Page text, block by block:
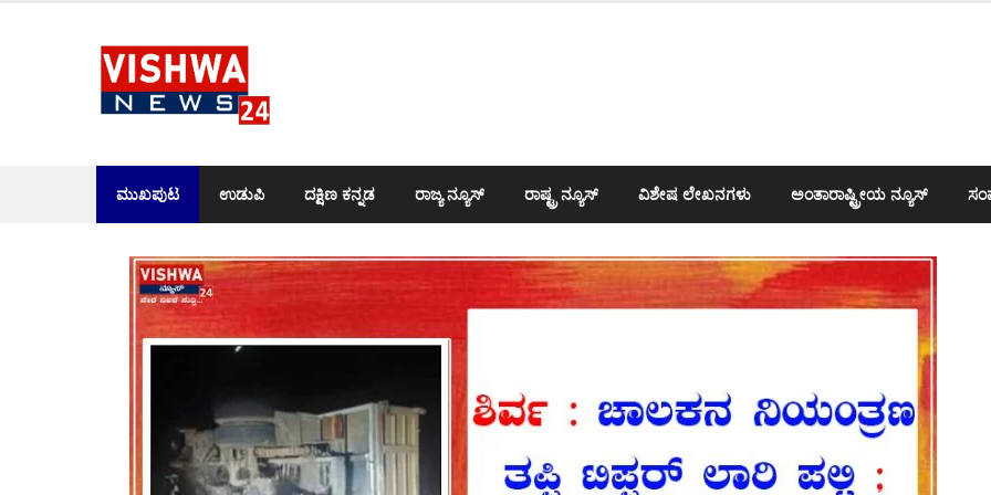
ಮುಖಪುಟ ಉಡುಪಿ ದಕ್ಷಿಣ ಕನ್ನಡ ರಾಜ್ಯ ನ್ಯೂಸ್ ರಾಷ್ಟ್ರ ನ್ಯೂಸ್ ವಿಶೇಷ ಲೇಖನಗಳು ಅಂತಾರಾಷ್ಟ್ರೀಯ ನ್ಯೂಸ್